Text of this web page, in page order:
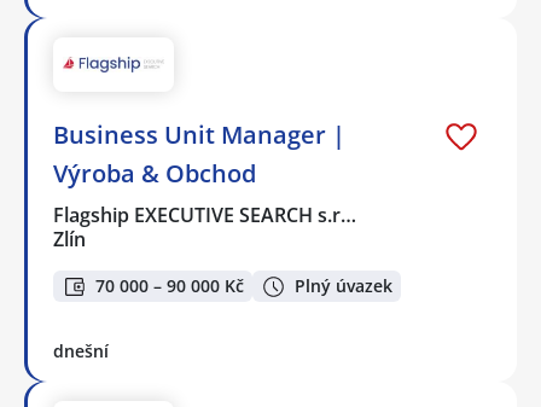
Business Unit Manager |
Výroba & Obchod
Flagship EXECUTIVE SEARCH s.r…
Zlín
70 000 – 90 000 Kč Plný úvazek
dnešní